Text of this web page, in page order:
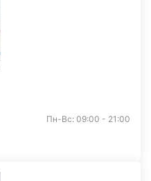
Пн-Вс: 09:00 - 21:00